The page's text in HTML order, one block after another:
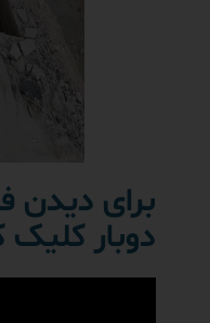
برای دیدن
دوبار کلیک